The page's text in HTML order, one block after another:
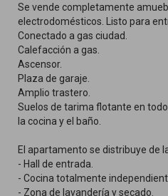
Se vende completamente
electrodomésticos. Listo para
Conectado a gas ciudad.
Calefacción a gas.
Ascensor.
Plaza de garaje.
Amplio trastero.
Suelos de tarima flotante en
la cocina y el baño.
El apartamento se distribuye de
- Hall de entrada.
- Cocina totalmente
- Zona de lavandería y secado.